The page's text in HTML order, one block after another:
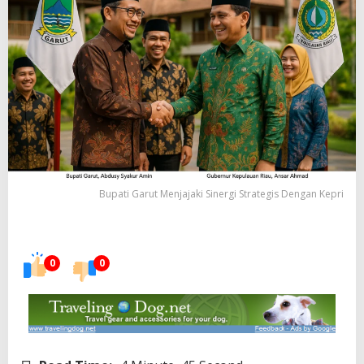
Bupati Garut Menjajaki Sinergi Strategis Dengan Kepri
0 0